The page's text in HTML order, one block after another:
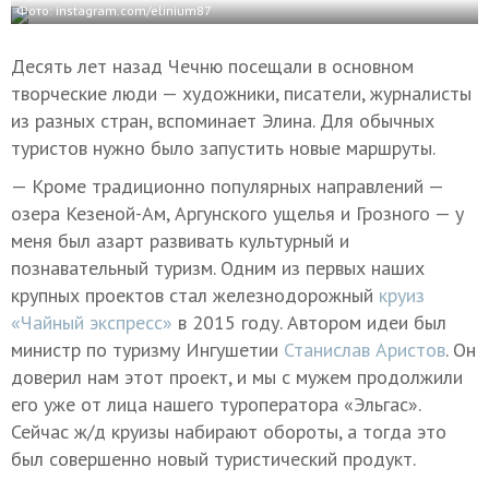
Фото: instagram.com/elinium87
Десять лет назад Чечню посещали в основном
творческие люди — художники, писатели, журналисты
из разных стран, вспоминает Элина. Для обычных
туристов нужно было запустить новые маршруты.
— Кроме традиционно популярных направлений —
озера Кезеной-Ам, Аргунского ущелья и Грозного — у
меня был азарт развивать культурный и
познавательный туризм. Одним из первых наших
крупных проектов стал железнодорожный круиз
«Чайный экспресс» в 2015 году. Автором идеи был
министр по туризму Ингушетии Станислав Аристов. Он
доверил нам этот проект, и мы с мужем продолжили
его уже от лица нашего туроператора «Эльгас».
Сейчас ж/д круизы набирают обороты, а тогда это
был совершенно новый туристический продукт.